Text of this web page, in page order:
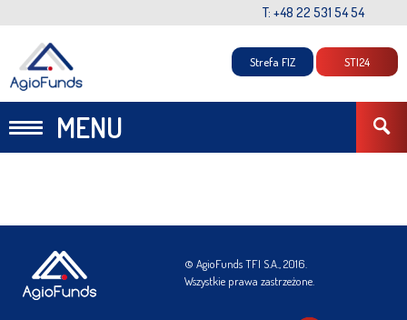
T: +48 22 531 54 54
MENU
Strefa FIZ STI24
© AgioFunds TFI S.A., 2016.
Wszystkie prawa zastrzeżone.